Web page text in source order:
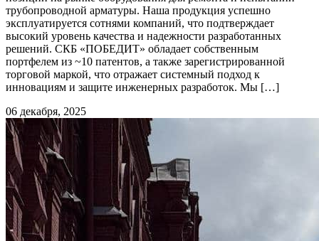
трубопроводной арматуры. Наша продукция успешно
эксплуатируется сотнями компаний, что подтверждает
высокий уровень качества и надежности разработанных
решений. СКБ «ПОБЕДИТ» обладает собственным
портфелем из ~10 патентов, а также зарегистрированной
торговой маркой, что отражает системный подход к
инновациям и защите инженерных разработок. Мы […]
06 декабря, 2025